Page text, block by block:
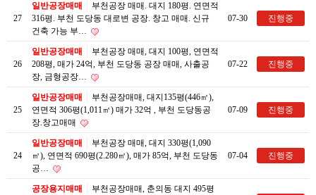
27
일반공장매매
부천공장 매매. 대지 180평. 연면적
316평. 부천 도당동 대로변 공장. 창고 매매. 신규
건축 가능 부…
07-30 진행중
26
일반공장매매
부천공장 매매, 대지 100평, 연면적
208평, 매가 24억, 부천 도당동 공장 매매, 사출공
장, 금형공장…
07-22 진행중
25
일반공장매매
부천공장매매, 대지135평(446㎡),
연면적 306평(1,011㎡) 매가 32억 , 부천 도당동공
장.창고매매
07-09 진행중
24
일반공장매매
부천공장 매매, 대지 330평(1,090
㎡), 연면적 690평(2.280㎡), 매가 85억, 부천 도당동
공…
07-04 진행중
공장용지매매
부천공장매매, 춘의동 대지 495평